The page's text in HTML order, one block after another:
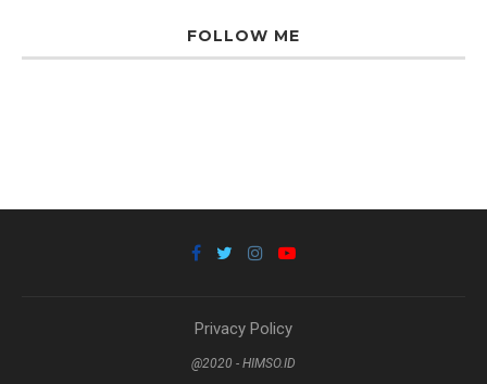
FOLLOW ME
Privacy Policy
@2020 - HIMSO.ID